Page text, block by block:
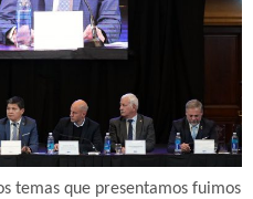
temas que presentamos fuimos